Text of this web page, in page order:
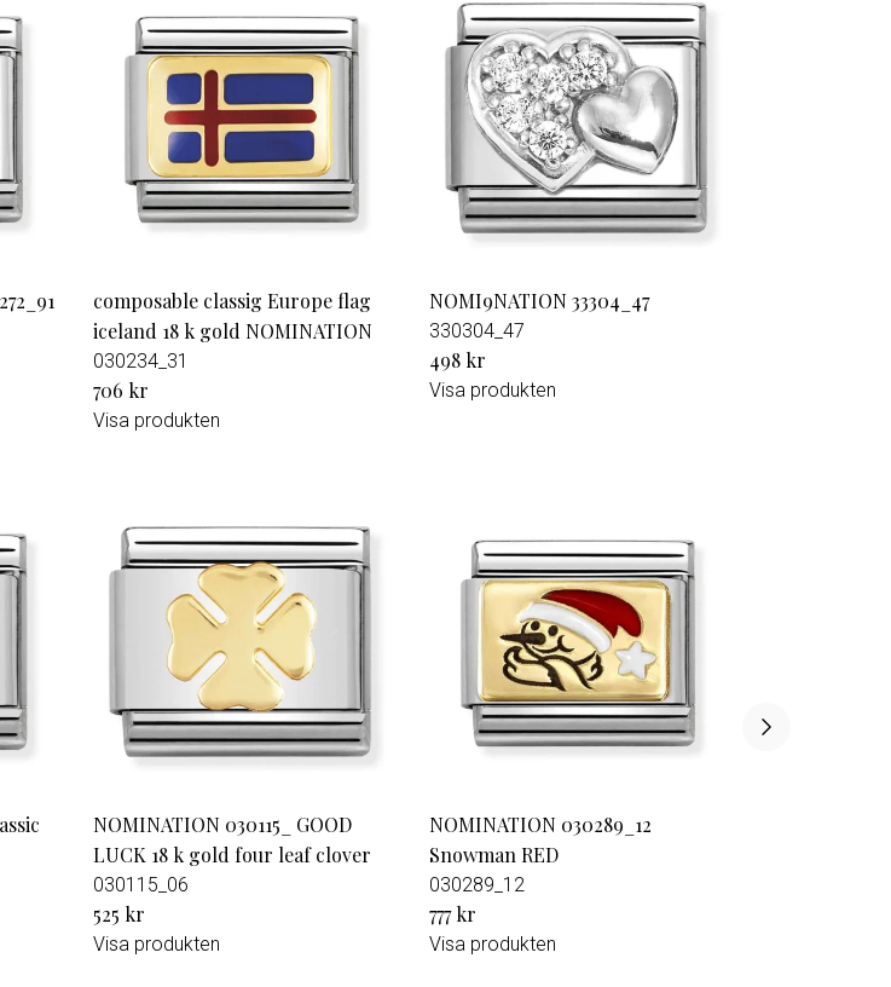
composable classig Europe flag
iceland 18 k gold NOMINATION
030234_31
706 kr
Visa produkten
NOMI9NATION 33304_47
330304_47
498 kr
Visa produkten
NOMINATION 030115_ GOOD
LUCK 18 k gold four leaf clover
030115_06
525 kr
Visa produkten
NOMINATION 030289_12
Snowman RED
030289_12
777 kr
Visa produkten